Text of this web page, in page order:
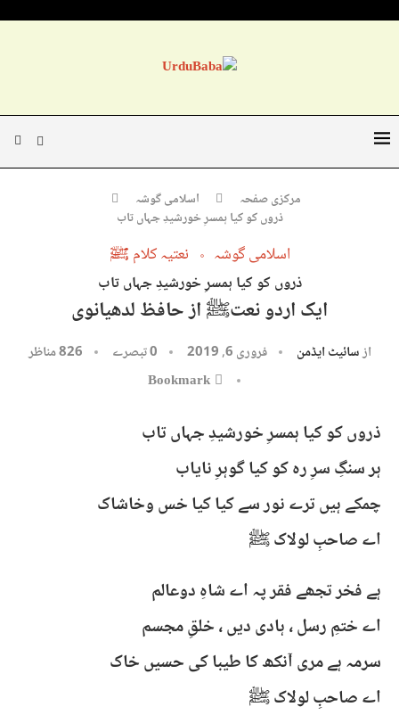
مرکزی صفحہ
اسلامی گوشہ
ذروں کو کیا ہمسرِ خورشیدِ جہاں تاب
اسلامی گوشہ نعتیہ کلام ﷺ
ذروں کو کیا ہمسرِ خورشیدِ جہاں تاب
ایک اردو نعتﷺ از حافظ لدھیانوی
ازسائیٹ ایڈمن فروری 6, 2019 0 تبصرے 826مناظر
Bookmark
ذروں کو کیا ہمسرِ خورشیدِ جہاں تاب
ہر سنگِ سرِ رہ کو کیا گوہرِ نایاب
چمکے ہیں ترے نور سے کیا کیا خس وخاشاک
اے صاحبِ لولاک ﷺ
ہے فخر تجھے فقر پہ اے شاہِ دوعالم
اے ختمِ رسل ، ہادی دیں ، خلقِ مجسم
سرمہ ہے مری آنکھ کا طیبا کی حسیں خاک
اے صاحبِ لولاک ﷺ